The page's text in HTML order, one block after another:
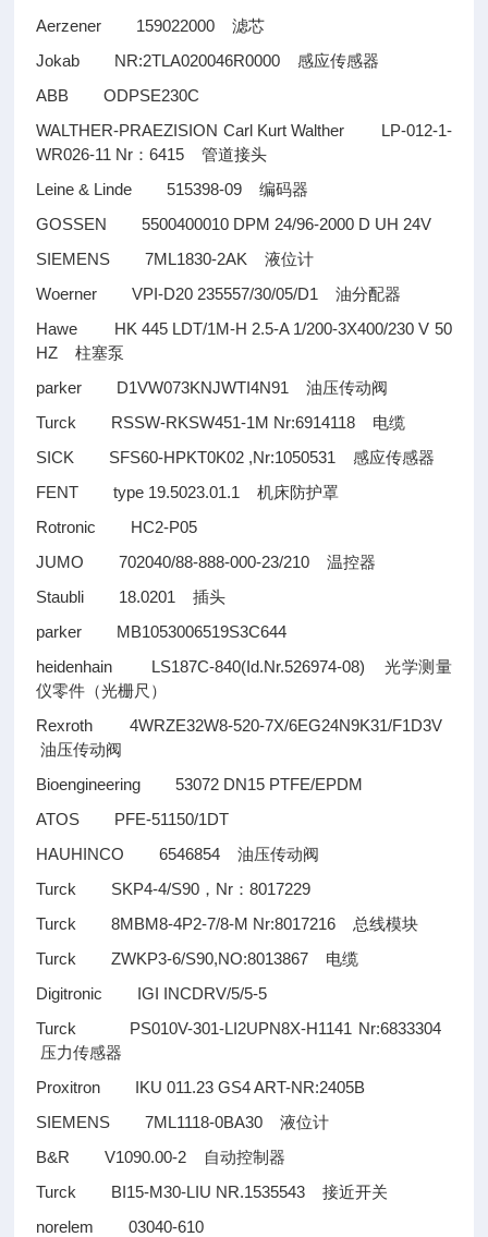
Aerzener 159022000滤芯
Jokab NR:2TLA020046R0000感应传感器
ABB ODPSE230C
WALTHER-PRAEZISION Carl Kurt Walther LP-012-1-
WR026-11 Nr ：6415管道接头
Leine & Linde 515398-09编码器
GOSSEN 5500400010 DPM 24/96-2000 D UH 24V
SIEMENS 7ML1830-2AK液位计
Woerner VPI-D20 235557/30/05/D1油分配器
Hawe HK 445 LDT/1M-H 2.5-A 1/200-3X400/230 V 50
HZ柱塞泵
parker D1VW073KNJWTI4N91油压传动阀
Turck RSSW-RKSW451-1M Nr:6914118 电缆
SICK SFS60-HPKT0K02 ,Nr:1050531感应传感器
FENT type 19.5023.01.1机床防护罩
Rotronic HC2-P05
JUMO 702040/88-888-000-23/210温控器
Staubli 18.0201插头
parker MB1053006519S3C644
heidenhain LS187C-840(Id.Nr.526974-08)光学测量
仪零件（光栅尺）
Rexroth 4WRZE32W8-520-7X/6EG24N9K31/F1D3V
油压传动阀
Bioengineering 53072 DN15 PTFE/EPDM
ATOS PFE-51150/1DT
HAUHINCO 6546854油压传动阀
Turck SKP4-4/S90 ， Nr ：8017229
Turck 8MBM8-4P2-7/8-M Nr:8017216 总线模块
Turck ZWKP3-6/S90,NO:8013867 电缆
Digitronic IGI INCDRV/5/5-5
Turck PS010V-301-LI2UPN8X-H1141 Nr:6833304
压力传感器
Proxitron IKU 011.23 GS4 ART-NR:2405B
SIEMENS 7ML1118-0BA30液位计
B&R V1090.00-2 自动控制器
Turck BI15-M30-LIU NR.1535543接近开关
norelem 03040-610